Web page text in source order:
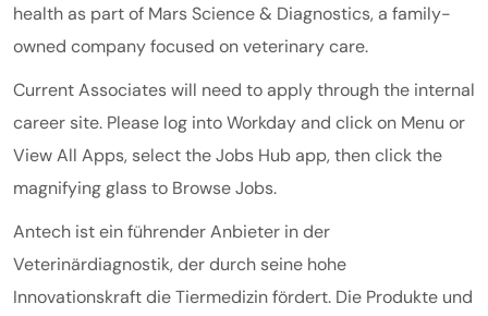
health as part of MarsScience & Diagnostics, a family-
owned company focused on veterinary care.
Current Associates will need to apply through the internal
career site. Please log into Workday and click on Menu or
View All Apps, select the Jobs Hub app, then click the
magnifying glass to Browse Jobs.
Antech ist ein führender Anbieter in der
Veterinärdiagnostik, der durch seine hohe
Innovationskraft die Tiermedizin fördert. Die Produkte und